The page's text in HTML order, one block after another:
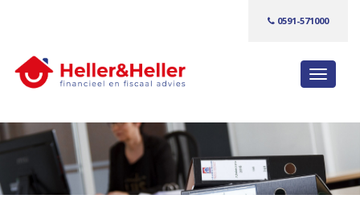
0591-571000
S
k
e
l